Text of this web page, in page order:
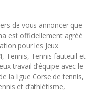
de vous annoncer que
est officiellement agréé
pour les Jeux
Tennis, Tennis fauteuil et
travail d’équipe avec le
la ligue Corse de tennis,
et d’athlétisme,